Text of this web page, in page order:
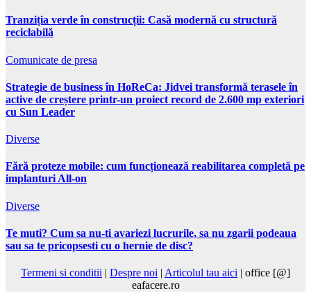
Tranziția verde în construcții: Casă modernă cu structură
reciclabilă
Comunicate de presa
Strategie de business în HoReCa: Jidvei transformă terasele în
active de creștere printr-un proiect record de 2.600 mp exteriori
cu Sun Leader
Diverse
Fără proteze mobile: cum funcționează reabilitarea completă pe
implanturi All-on
Diverse
Te muti? Cum sa nu-ti avariezi lucrurile, sa nu zgarii podeaua
sau sa te pricopsesti cu o hernie de disc?
Termeni si conditii | Despre noi | Articolul tau aici | office [@]
eafacere.ro